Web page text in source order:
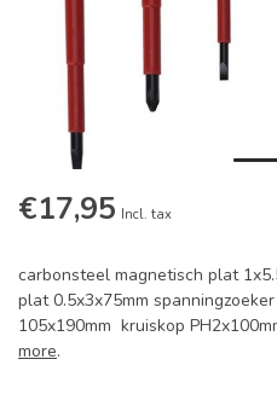
€17,95 Incl. tax
carbonsteel magnetisch plat
plat 0.5x3x75mm
105x190mm kruiskop
more.